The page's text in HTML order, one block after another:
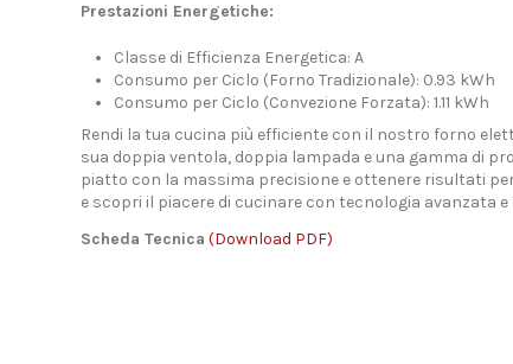
Prestazioni Energetiche:
Classe di Efficienza Energetica: A
Consumo per Ciclo (Forno Tradizionale): 0.93 kWh
Consumo per Ciclo (Convezione Forzata): 1.11 kWh
Rendi la tua cucina più efficiente con il nostro forno
sua doppia ventola, doppia lampada e una gamma di
piatto con la massima precisione e ottenere risultati
e scopri il piacere di cucinare con tecnologia avanzata
Scheda Tecnica (Download PDF)